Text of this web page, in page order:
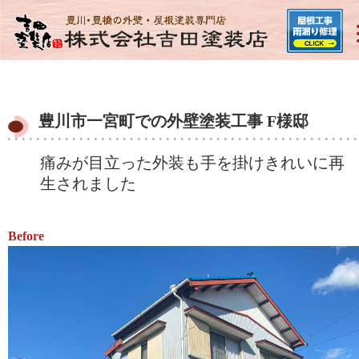
豊川市一宮町での外壁塗装工事 F様邸
痛みが目立った外装も手を掛けきれいに再
生されました
Before